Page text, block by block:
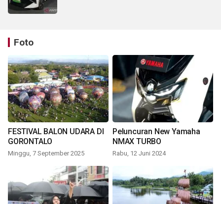
Foto
FESTIVAL BALON UDARA DI
GORONTALO
Minggu, 7 September 2025
Peluncuran New Yamaha
NMAX TURBO
Rabu, 12 Juni 2024